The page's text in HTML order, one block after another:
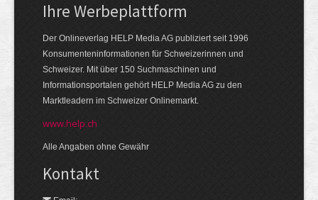
Ihre Werbeplattform
Der Onlineverlag HELP Media AG publiziert seit 1996
Konsumenteninformationen für Schweizerinnen und
Schweizer. Mit über 150 Suchmaschinen und
Informationsportalen gehört HELP Media AG zu den
Marktleadern im Schweizer Onlinemarkt.
www.help.ch
Alle Angaben ohne Gewähr
Kontakt